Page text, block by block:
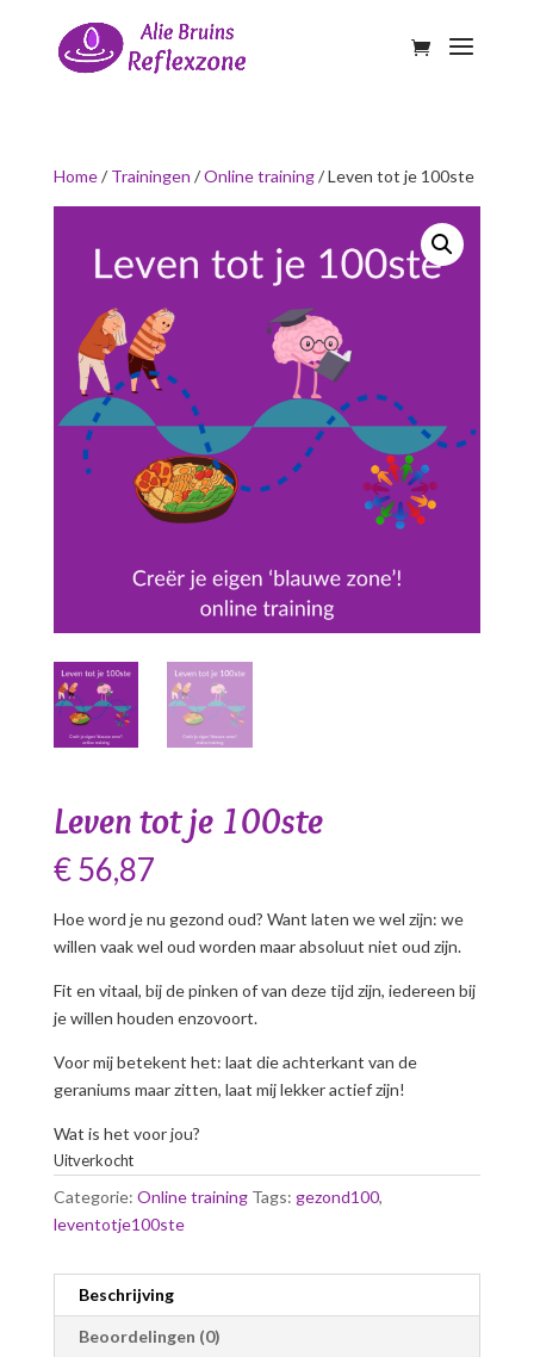
Home/ Trainingen /Online training/ Leven tot je 100ste
Leven tot je 100ste
€56,87
Hoe word je nu gezond oud? Want laten we wel zijn: we
willen vaak wel oud worden maar absoluut niet oud zijn.
Fit en vitaal, bij de pinken of van deze tijd zijn, iedereen bij
je willen houden enzovoort.
Voor mij betekent het: laat die achterkant van de
geraniums maar zitten, laat mij lekker actief zijn!
Wat is het voor jou?
Uitverkocht
Categorie: Online training Tags: gezond100,
leventotje100ste
Beschrijving
Beoordelingen (0)